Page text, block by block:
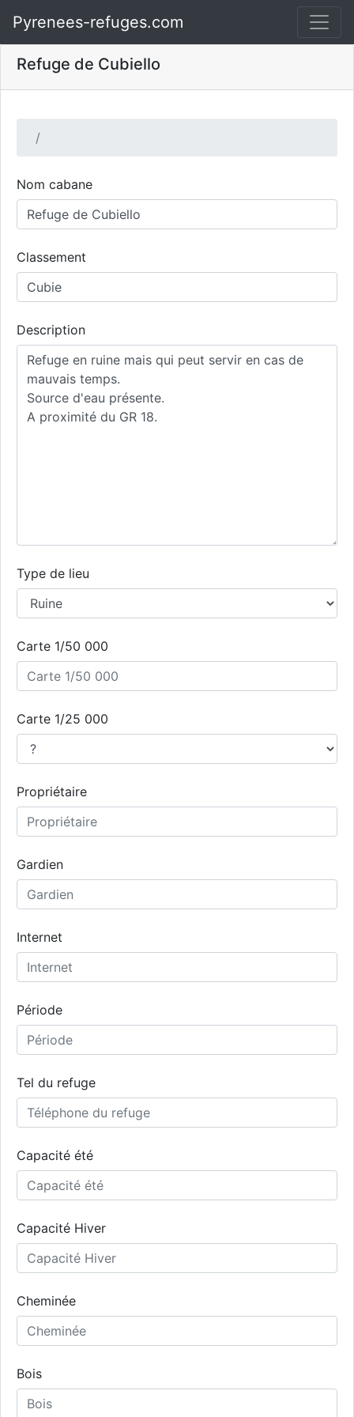
Pyrenees-refuges.com
Refuge de Cubiello
Nom cabane
Classement
Description
Type de lieu
Carte 1/50 000
Carte 1/25 000
Propriétaire
Gardien
Internet
Période
Tel du refuge
Capacité été
Capacité Hiver
Cheminée
Bois